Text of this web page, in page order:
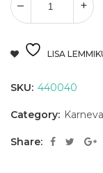
LISA
SKU: 440040
Category:
Share: